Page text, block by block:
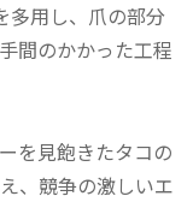
多用し、爪の部分
間のかかった工程
を見飽きたタコの
、競争の激しいエ